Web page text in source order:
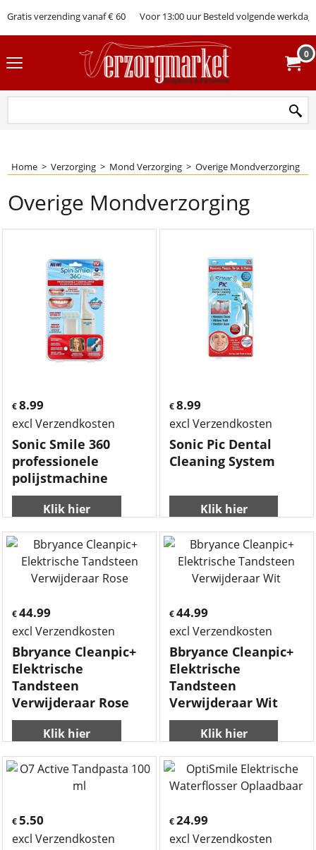
Gratis verzending vanaf € 60 Voor 13:00 uur Besteld volgende werkdag
0
Home > Verzorging > Mond Verzorging > Overige Mondverzorging
Overige Mondverzorging
€ 8.99
excl Verzendkosten
Sonic Smile 360
professionele
polijstmachine
Klik hier
€8.99
excl Verzendkosten
Sonic Pic Dental
Cleaning System
Klik hier
€ 44.99
excl Verzendkosten
Bbryance Cleanpic+
Elektrische
Tandsteen
Verwijderaar Rose
Klik hier
€44.99
excl Verzendkosten
Bbryance Cleanpic+
Elektrische
Tandsteen
Verwijderaar Wit
Klik hier
€ 5.50
excl Verzendkosten
€24.99
excl Verzendkosten